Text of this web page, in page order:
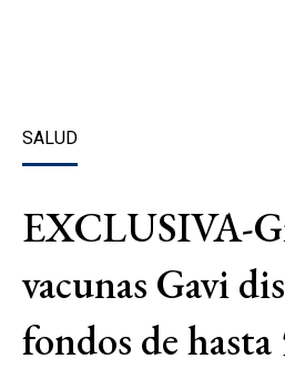
SALUD
EXCLUSIVA-
vacunas Gavi
fondos de hasta